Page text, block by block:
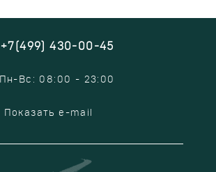
+7(499) 430-00-45
Пн-Вс: 08:00 - 23:00
Показать e-mail